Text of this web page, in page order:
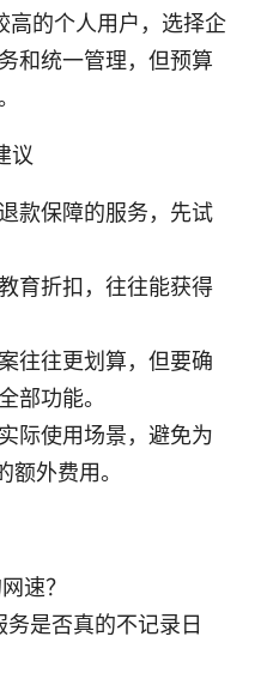
高的个人用户，选择企
和统一管理，但预算
议
款保障的服务，先试
育折扣，往往能获得
往往更划算，但要确
部功能。
际使用场景，避免为
额外费用。
速？
是否真的不记录日